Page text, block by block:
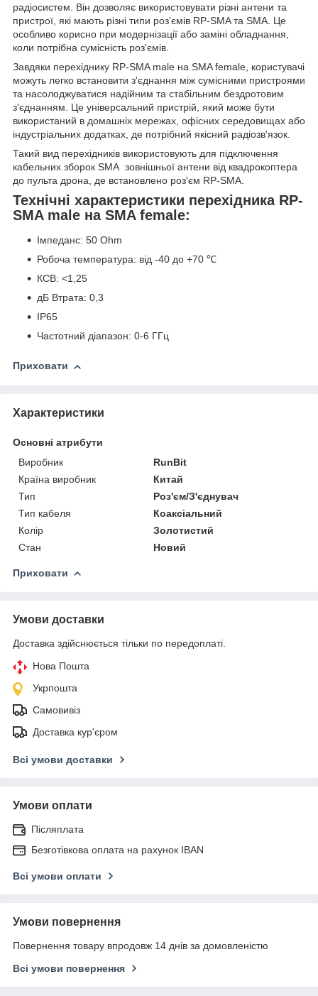
радіосистем. Він дозволяє використовувати різні антени та
пристрої, які мають різні типи роз'ємів RP-SMA та SMA. Це
особливо корисно при модернізації або заміні обладнання,
коли потрібна сумісність роз'ємів.
Завдяки перехіднику RP-SMA male на SMA female, користувачі
можуть легко встановити з'єднання між сумісними пристроями
та насолоджуватися надійним та стабільним бездротовим
з'єднанням. Це універсальний пристрій, який може бути
використаний в домашніх мережах, офісних середовищах або
індустріальних додатках, де потрібний якісний радіозв'язок.
Такий вид перехідників використовують для підключення
кабельних зборок SMA зовнішньої антени від квадрокоптера
до пульта дрона, де встановлено роз'єм RP-SMA.
Технічні характеристики перехідника RP-
SMA male на SMA female:
Імпеданс: 50 Ohm
Робоча температура: від -40 до +70 ℃
КСВ: <1,25
дБ Втрата: 0,3
IP65
Частотний діапазон: 0-6 ГГц
Приховати
Характеристики
Основні атрибути
Виробник
RunBit
Країна виробник
Китай
Тип
Роз'єм/З'єднувач
Тип кабеля
Коаксіальний
Колір
Золотистий
Стан
Новий
Приховати
Умови доставки
Доставка здійснюється тільки по передоплаті.
Нова Пошта
Укрпошта
Самовивіз
Доставка кур'єром
Всі умови доставки
Умови оплати
Післяплата
Безготівкова оплата на рахунок IBAN
Всі умови оплати
Умови повернення
Повернення товару впродовж 14 днів за домовленістю
Всі умови повернення